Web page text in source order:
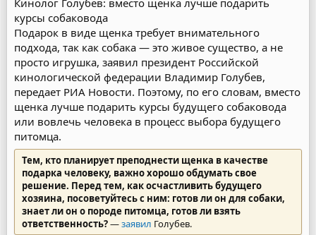
курсы собаковода
Подарок в виде щенка требует внимательного
подхода, так как собака — это живое существо, а не
просто игрушка, заявил президент Российской
кинологической федерации Владимир Голубев,
передает РИА Новости. Поэтому, по его словам, вместо
щенка лучше подарить курсы будущего собаковода
или вовлечь человека в процесс выбора будущего
питомца.
Тем, кто планирует преподнести щенка в качестве
подарка человеку, важно хорошо обдумать свое
решение. Перед тем, как осчастливить будущего
хозяина, посоветуйтесь с ним: готов ли он для собаки,
знает ли он о породе питомца, готов ли взять
ответственность?—заявил Голубев.